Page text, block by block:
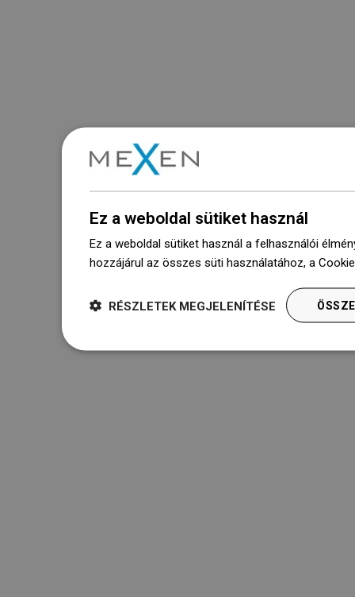
Ez a weboldal sütiket használ
Ez a weboldal sütiket használ a felhasználói
hozzájárul az összes süti használatához, a
RÉSZLETEK MEGJELENÍTÉSE